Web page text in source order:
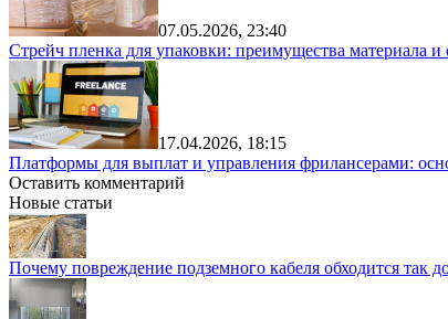
07.05.2026, 23:40
Стрейч пленка для упаковки: преимущества материала
17.04.2026, 18:15
Платформы для выплат и управления фрилансерами:
Оставить комментарий
Новые статьи
Почему повреждение подземного кабеля обходится так